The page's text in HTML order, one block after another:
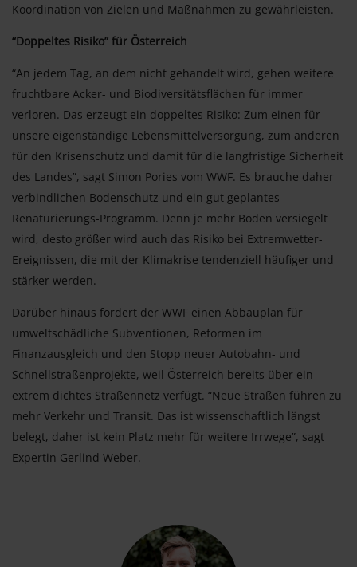
Koordination von Zielen und Maßnahmen zu gewährleisten.
“Doppeltes Risiko” für Österreich
“An jedem Tag, an dem nicht gehandelt wird, gehen weitere
fruchtbare Acker- und Biodiversitätsflächen für immer
verloren. Das erzeugt ein doppeltes Risiko: Zum einen für
unsere eigenständige Lebensmittelversorgung, zum anderen
für den Krisenschutz und damit für die langfristige Sicherheit
des Landes”, sagt Simon Pories vom WWF. Es brauche daher
verbindlichen Bodenschutz und ein gut geplantes
Renaturierungs-Programm. Denn je mehr Boden versiegelt
wird, desto größer wird auch das Risiko bei Extremwetter-
Ereignissen, die mit der Klimakrise tendenziell häufiger und
stärker werden.
Darüber hinaus fordert der WWF einen Abbauplan für
umweltschädliche Subventionen, Reformen im
Finanzausgleich und den Stopp neuer Autobahn- und
Schnellstraßenprojekte, weil Österreich bereits über ein
extrem dichtes Straßennetz verfügt. “Neue Straßen führen zu
mehr Verkehr und Transit. Das ist wissenschaftlich längst
belegt, daher ist kein Platz mehr für weitere Irrwege”, sagt
Expertin Gerlind Weber.